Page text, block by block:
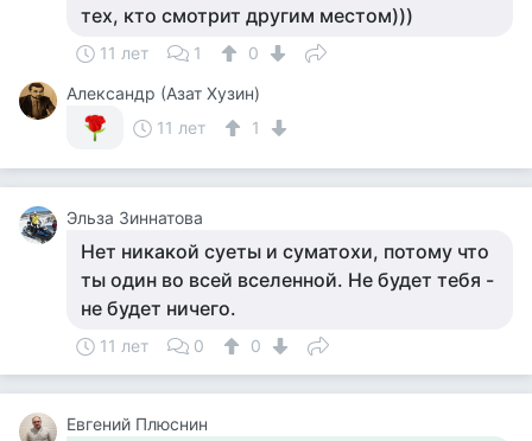
тех, кто смотрит другим местом)))
11 лет 1
0
Александр (Азат Хузин)
11 лет
1
Эльза Зиннатова
Нет никакой суеты и суматохи, потому что
ты один во всей вселенной. Не будет тебя -
не будет ничего.
11 лет 0 0
Евгений Плюснин